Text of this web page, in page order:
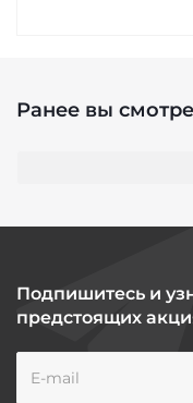
Ранее вы
Подпишитесь и
предстоящих